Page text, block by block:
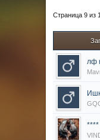
Страница 9 из
лф
****